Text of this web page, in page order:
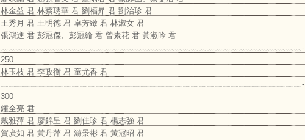
林金益 君 林蔡琇華 君 劉福昇 君 劉治珍 君
王秀月 君 王明德 君 卓芳緻 君 林淑女 君
張鴻進 君 彭冠傑、彭冠綸 君 曾素花 君 黃淑吟 君
﹏﹏﹏﹏﹏﹏﹏﹏﹏﹏﹏﹏﹏﹏﹏﹏﹏﹏﹏﹏﹏﹏﹏﹏﹏﹏﹏﹏﹏﹏﹏﹏﹏﹏﹏﹏﹏﹏-
250
林玉枝 君 李政衡 君 童尤香 君
﹏﹏﹏﹏﹏﹏﹏﹏﹏﹏﹏﹏﹏﹏﹏﹏﹏﹏﹏﹏﹏﹏﹏﹏﹏﹏﹏﹏﹏﹏﹏﹏﹏﹏﹏﹏﹏﹏-
300
鍾全亮 君
戴雅萍 君 廖錦呈 君 劉佳珍 君 楊志強 君
賀廣如 君 黃丹萍 君 游景彬 君 黃冠昭 君